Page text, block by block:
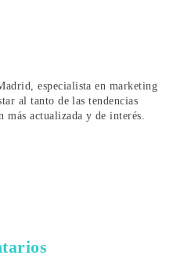
especialista en marketing
al tanto de las tendencias
actualizada y de interés.